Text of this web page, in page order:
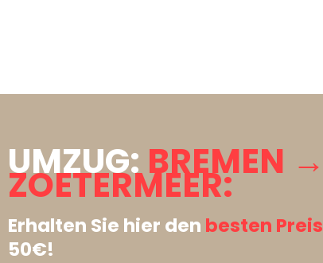
UMZUG:BREMEN →
ZOETERMEER:
Erhalten Sie hier den besten Preis
50€!